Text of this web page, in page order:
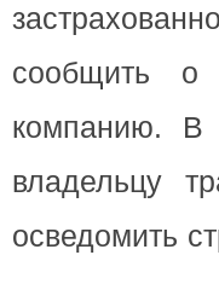
сообщить
компанию. В
владельцу
осведомить